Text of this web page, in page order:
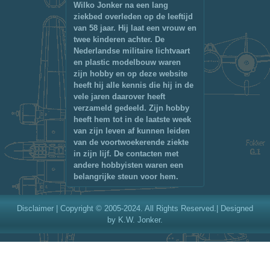
Wilko Jonker na een lang
ziekbed overleden op de leeftijd
van 58 jaar. Hij laat een vrouw en
twee kinderen achter. De
Nederlandse militaire lichtvaart
en plastic modelbouw waren
zijn hobby en op deze website
heeft hij alle kennis die hij in de
vele jaren daarover heeft
verzameld gedeeld. Zijn hobby
heeft hem tot in de laatste week
van zijn leven af kunnen leiden
van de voortwoekerende ziekte
in zijn lijf. De contacten met
andere hobbyisten waren een
belangrijke steun voor hem.
Disclaimer | Copyright © 2005-2024. All Rights Reserved.| Designed
by K.W. Jonker.